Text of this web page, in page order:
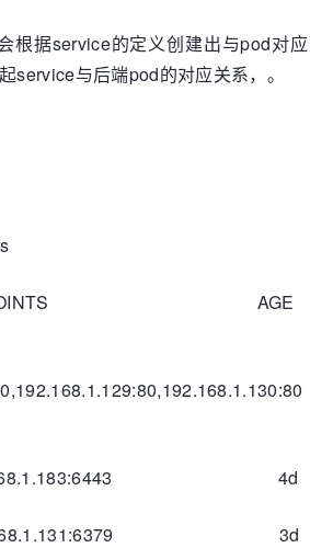
根据service的定义创建出与pod对应
service与后端pod的对应关系，。
AGE
4d
3d